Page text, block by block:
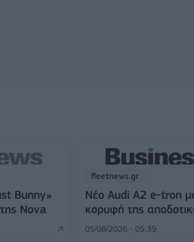
Bunny»
Nova
fleetnews.gr
Νέο Audi A2 e-tron
κορυφή της
05/08/2026 - 05:39